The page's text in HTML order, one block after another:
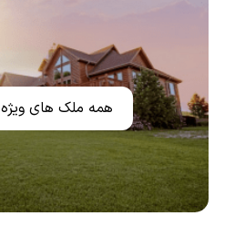
همه ملک های ویژه